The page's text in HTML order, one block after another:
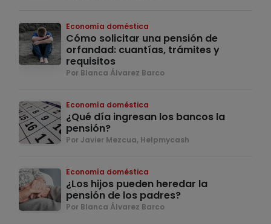
Economía doméstica
Cómo solicitar una pensión de
orfandad: cuantías, trámites y
requisitos
Por Blanca Álvarez Barco
Economía doméstica
¿Qué día ingresan los bancos la
pensión?
Por Javier Mezcua, Helpmycash
Economía doméstica
¿Los hijos pueden heredar la
pensión de los padres?
Por Blanca Álvarez Barco